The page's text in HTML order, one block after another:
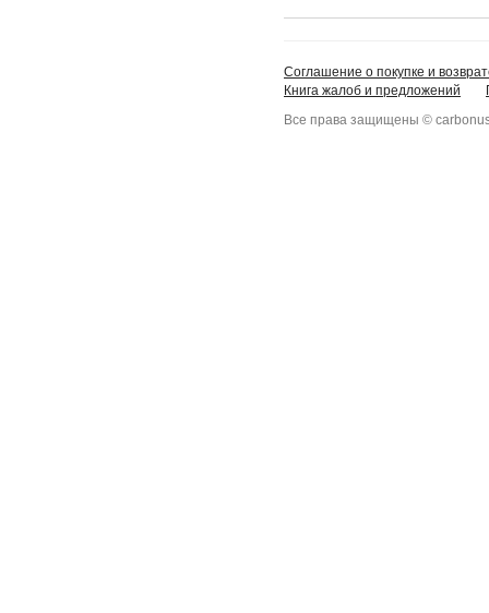
Соглашение о покупке и
Книга жалоб и предложений
Все права защищены ©